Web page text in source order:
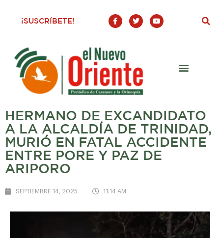
¡SUSCRÍBETE!
F
a
c
o
o
-
T
w
i
Y
o
u
HERMANO DE EXCANDIDATO
A LA ALCALDÍA DE TRINIDAD,
MURIÓ EN FATAL ACCIDENTE
ENTRE PORE Y PAZ DE
ARIPORO
SEPTIEMBRE 14, 2025 11:14 AM